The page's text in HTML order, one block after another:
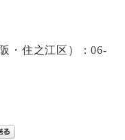
・住之江区）：06-